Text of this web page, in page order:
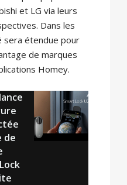
et LG via leurs
Dans les
sera étendue pour
de marques
Homey.
de